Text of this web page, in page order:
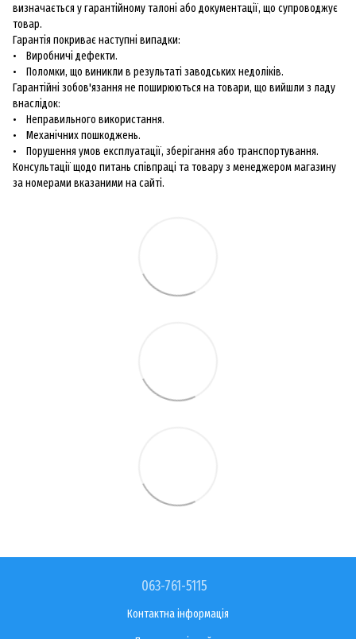
визначається у гарантійному талоні або документації, що супроводжує
товар.
Гарантія покриває наступні випадки:
• Виробничі дефекти.
• Поломки, що виникли в результаті заводських недоліків.
Гарантійні зобов'язання не поширюються на товари, що вийшли з ладу
внаслідок:
• Неправильного використання.
• Механічних пошкоджень.
• Порушення умов експлуатації, зберігання або транспортування.
Консультації щодо питань співпраці та товару з менеджером магазину
за номерами вказаними на сайті.
063-761-5115
Контактна інформація